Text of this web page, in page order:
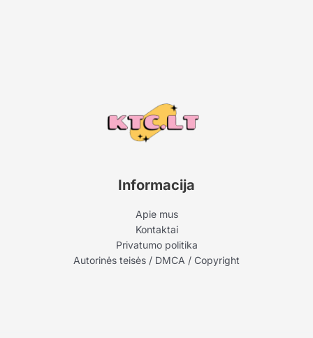
Informacija
Apie mus
Kontaktai
Privatumo politika
Autorinės teisės / DMCA / Copyright